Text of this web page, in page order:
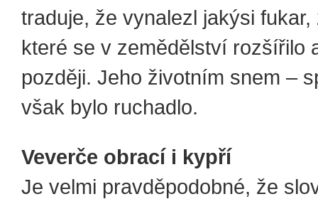
traduje, že vynalezl jakýsi
které se v zemědělství rozšířilo
později. Jeho životním snem –
však bylo ruchadlo.
Veverče obrací i kypří
Je velmi pravděpodobné, že